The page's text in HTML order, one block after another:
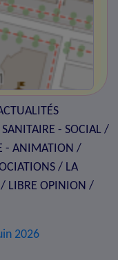
- SOCIAL /
- ANIMATION /
/ LA
LIBRE OPINION /
2026